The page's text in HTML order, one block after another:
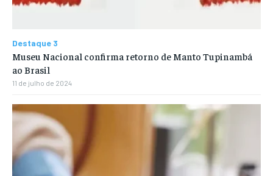
Destaque 3
Museu Nacional confirma retorno de Manto Tupinambá
ao Brasil
11 de julho de 2024